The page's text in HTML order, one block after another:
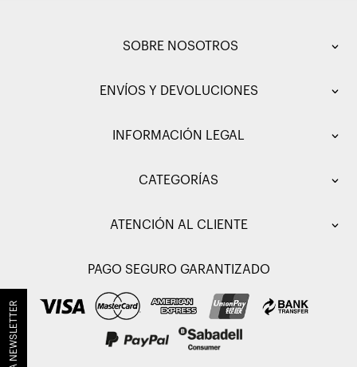
SOBRE NOSOTROS
ENVÍOS Y DEVOLUCIONES
INFORMACIÓN LEGAL
CATEGORÍAS
ATENCIÓN AL CLIENTE
PAGO SEGURO GARANTIZADO